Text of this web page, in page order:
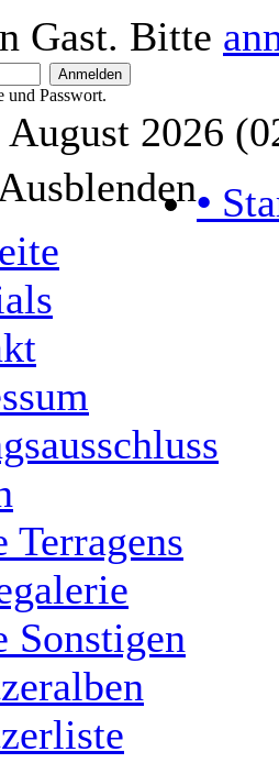
Gast. Bitte
und Passwort.
August 2026
•
Terragens
Sonstigen